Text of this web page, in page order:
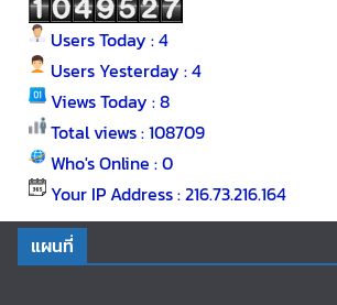
Users Today : 4
Users Yesterday : 4
Views Today : 8
Total views : 108709
Who's Online : 0
Your IP Address : 216.73.216.164
แผนที่